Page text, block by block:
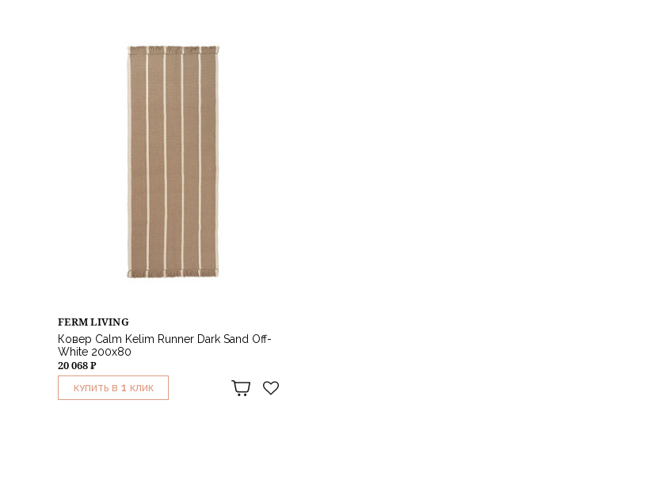
FERM LIVING
Ковер Calm Kelim Runner Dark Sand Off-
White 200х80
20 068 ₽
КУПИТЬ В 1 КЛИК